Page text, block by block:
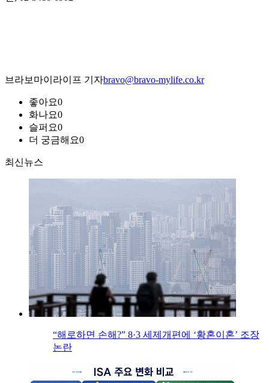
브라보마이라이프 기자bravo@bravo-mylife.co.kr
좋아요0
화나요0
슬퍼요0
더 궁금해요0
최신뉴스
“해로하면 손해?” 8·3 세제개편에 ‘황혼이혼’ 조장
논란